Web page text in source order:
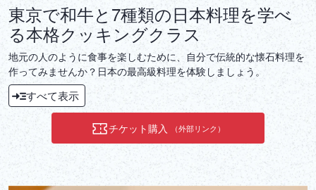
東京で和牛と7種類の日本料理を学べ
る本格クッキングクラス
地元の人のように食事を楽しむために、自分で伝統的な懐石料理を
作ってみませんか？日本の最高級料理を体験しましょう。
すべて表示
チケット購入 （外部リンク）